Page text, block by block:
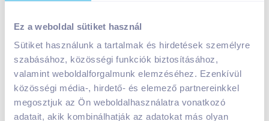
Ez a weboldal sütiket használ
Sütiket használunk a tartalmak és hirdetések személyre
szabásához, közösségi funkciók biztosításához,
valamint weboldalforgalmunk elemzéséhez. Ezenkívül
közösségi média-, hirdető- és elemező partnereinkkel
megosztjuk az Ön weboldalhasználatra vonatkozó
adatait, akik kombinálhatják az adatokat más olyan
Kellogg's gabonapehely válogatás 205 g variety pack
1 799Ft / db
Egységár: 8 776 Ft /kg
Nettó eladási ár: 1 525Ft /db(18% áfa)
KosárbaKosárba